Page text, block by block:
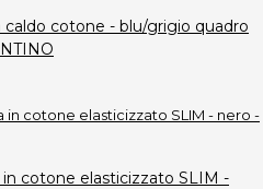
caldo cotone - blu/grigio quadro
cotone elasticizzato SLIM -